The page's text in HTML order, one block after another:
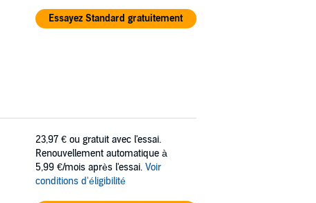
Essayez Standard gratuitement
23,97 € ou gratuit avec l'essai.
Renouvellement automatique à
5,99 €/mois après l'essai. Voir
conditions d'éligibilité